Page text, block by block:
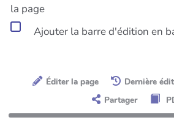
la page
Ajouter la barre d'édition en
Éditer la page
Dernière
Partager